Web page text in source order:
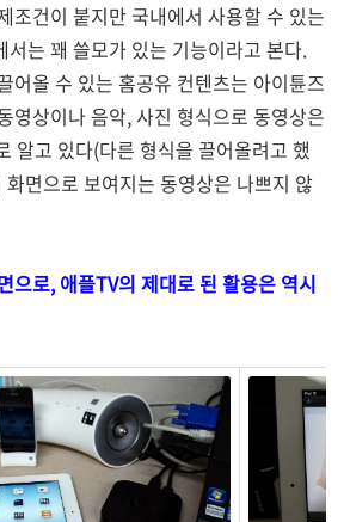
조건이 붙지만 국내에서 사용할 수 있는
서는 꽤 쓸모가 있는 기능이라고 본다.
어올 수 있는 홈공유 컨텐츠는 아이튠즈
영상이나 음악, 사진 형식으로 동영상은
알고 있다(다른 형식을 끌어올려고 했
면으로 보여지는 동영상은 나쁘지 않
으로, 애플TV의 제대로 된 활용은 역시